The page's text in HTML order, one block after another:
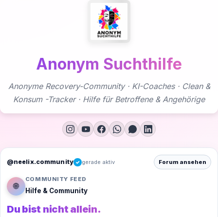
Anonym Suchthilfe
Anonyme Recovery-Community · KI-Coaches · Clean &
Konsum -Tracker · Hilfe für Betroffene & Angehörige
@neelix.community ✓ gerade aktiv Forum ansehen
🌐
COMMUNITY FEED
Hilfe & Community
Du bist nicht allein.